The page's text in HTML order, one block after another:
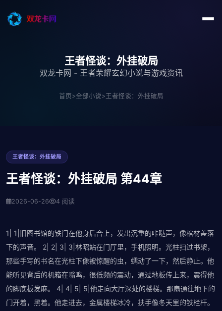
王者怪谈：外挂破局
双龙卡网 - 王者荣耀玄幻小说与游戏资讯
首页>全部小说>王者怪谈：外挂破局
王者怪谈：外挂破局
王者怪谈：外挂破局 第44章
2026-06-26 4 阅读
1| 1|旧图书馆的铁门在他身后合上，发出沉重的咔哒声，像棺材盖落
下的声音。 2| 2| 3| 3|林昭站在门厅里，手机照明。光柱扫过书架，
那些手写的书名在光柱下像被惊醒的虫，蠕动了一下，然后静止。他
能听见背后的机箱在嗡鸣，很低频的震动，通过地板传上来，震得他
的脚底板发麻。 4| 4| 5| 5|他走向大厅深处的楼梯。那扇通往地下的
门开着，黑着。他走进去，金属楼梯冰冷，扶手像冬天里的铁栏杆。